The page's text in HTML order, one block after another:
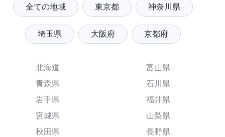
全ての地域 東京都 神奈川県
埼玉県 大阪府 京都府
北海道
青森県
岩手県
宮城県
秋田県
富山県
石川県
福井県
山梨県
長野県